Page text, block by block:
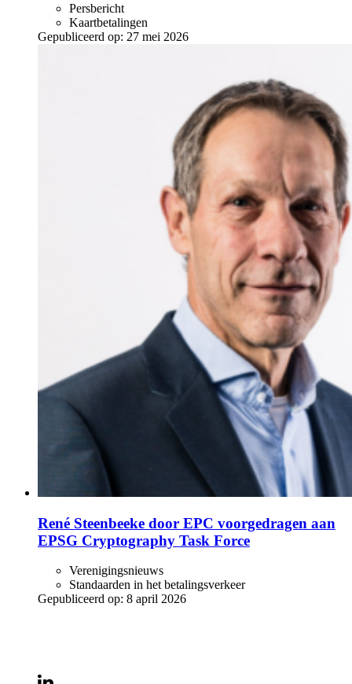
Persbericht
Kaartbetalingen
Gepubliceerd op: 27 mei 2026
René Steenbeeke door EPC voorgedragen aan
EPSG Cryptography Task Force
Verenigingsnieuws
Standaarden in het betalingsverkeer
Gepubliceerd op: 8 april 2026